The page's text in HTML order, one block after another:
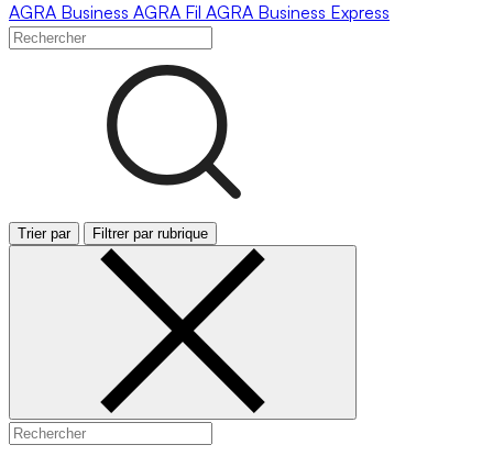
AGRA Business AGRA Fil AGRA Business Express
Trier par Filtrer par rubrique